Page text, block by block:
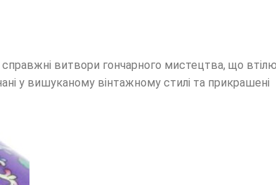
справжні витвори гончарного мистецтва, що
у вишуканому вінтажному стилі та прикрашені